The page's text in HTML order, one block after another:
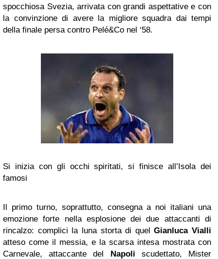
spocchiosa Svezia, arrivata con grandi aspettative e con
la convinzione di avere la migliore squadra dai tempi
della finale persa contro Pelé&Co nel ‘58.
Si inizia con gli occhi spiritati, si finisce all’Isola dei
famosi
Il primo turno, soprattutto, consegna a noi italiani una
emozione forte nella esplosione dei due attaccanti di
rincalzo: complici la luna storta di quelGianluca Vialli
atteso come il messia, e la scarsa intesa mostrata con
Carnevale, attaccante del Napoli scudettato, Mister